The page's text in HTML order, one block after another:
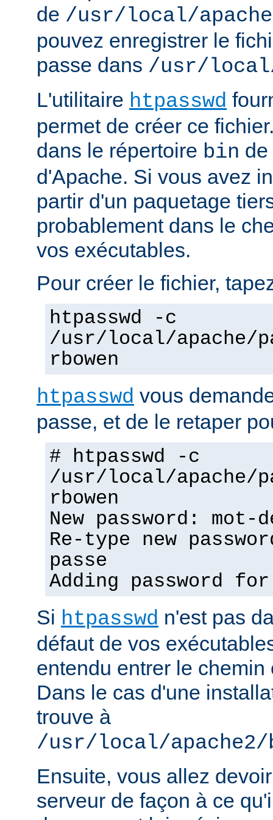
de /usr/local/
pouvez enregistrer le
passe dans /usr/local/
L'utilitaire htpasswd
permet de créer ce
dans le répertoire bin
d'Apache. Si vous avez
partir d'un paquetage
probablement dans le
vos exécutables.
Pour créer le fichier,
htpasswd -c
/usr/local/apache/
rbowen
htpasswd vous
passe, et de le retaper
# htpasswd -c
/usr/local/apache/
rbowen
New password: mot-
Re-type new
passe
Adding password
Si htpasswd n'est pas
défaut de vos
entendu entrer le chemin
Dans le cas d'une
trouve à
/usr/local/apache2/
Ensuite, vous allez
serveur de façon à ce